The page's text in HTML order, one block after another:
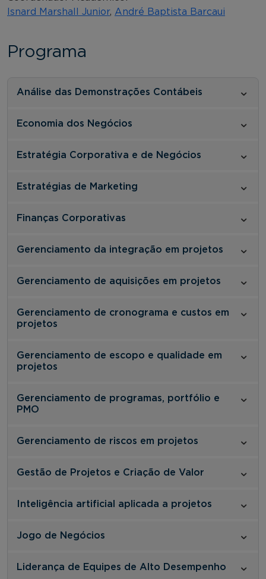
Isnard Marshall Junior, André Baptista Barcaui
Programa
Análise das Demonstrações Contábeis
Economia dos Negócios
Estratégia Corporativa e de Negócios
Estratégias de Marketing
Finanças Corporativas
Gerenciamento da integração em projetos
Gerenciamento de aquisições em projetos
Gerenciamento de cronograma e custos em
projetos
Gerenciamento de escopo e qualidade em
projetos
Gerenciamento de programas, portfólio e
PMO
Gerenciamento de riscos em projetos
Gestão de Projetos e Criação de Valor
Inteligência artificial aplicada a projetos
Jogo de Negócios
Liderança de Equipes de Alto Desempenho